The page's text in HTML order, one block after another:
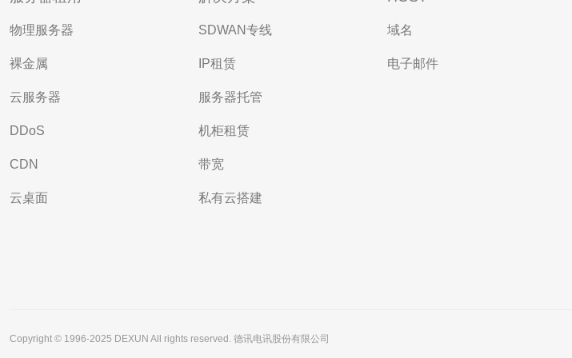
物理服务器
裸金属
云服务器
DDoS
CDN
云桌面
SDWAN专线
IP租赁
服务器托管
机柜租赁
带宽
私有云搭建
域名
电子邮件
Copyright © 1996-2025 DEXUN All rights reserved. 德讯电讯股份有限公司